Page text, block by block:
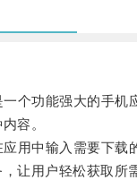
功能强大的手机
容。
中输入需要下载
让用户轻松获取所